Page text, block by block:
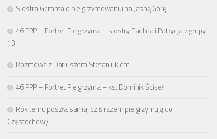
Siostra Gemma o pielgrzymowaniu na Jasną Górę
46 PPP – Portret Pielgrzyma – siostry Paulina i Patrycja z grupy
13
Rozmowa z Dariuszem Stefaniukiem
46 PPP – Portret Pielgrzyma – ks. Dominik Ściseł
Rok temu poszła sama, dziś razem pielgrzymują do
Częstochowy